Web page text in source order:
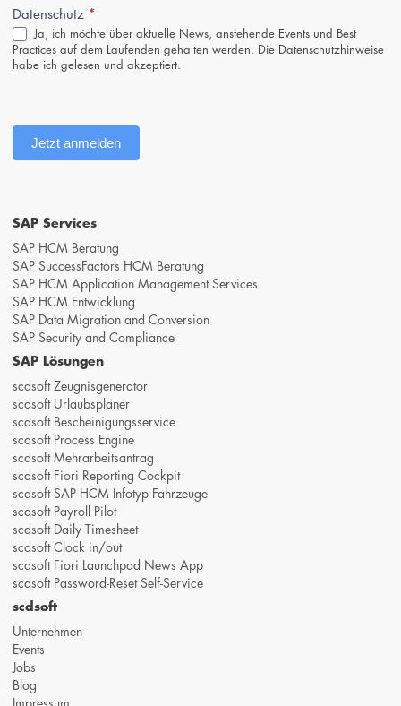
Datenschutz *
Ja, ich möchte über aktuelle News, anstehende Events und Best
Practices auf dem Laufenden gehalten werden. Die Datenschutzhinweise
habe ich gelesen und akzeptiert.
Jetzt anmelden
SAP Services
SAP HCM Beratung
SAP SuccessFactors HCM Beratung
SAP HCM Application Management Services
SAP HCM Entwicklung
SAP Data Migration and Conversion
SAP Security and Compliance
SAP Lösungen
scdsoft Zeugnisgenerator
scdsoft Urlaubsplaner
scdsoft Bescheinigungsservice
scdsoft Process Engine
scdsoft Mehrarbeitsantrag
scdsoft Fiori Reporting Cockpit
scdsoft SAP HCM Infotyp Fahrzeuge
scdsoft Payroll Pilot
scdsoft Daily Timesheet
scdsoft Clock in/out
scdsoft Fiori Launchpad News App
scdsoft Password-Reset Self-Service
scdsoft
Unternehmen
Events
Jobs
Blog